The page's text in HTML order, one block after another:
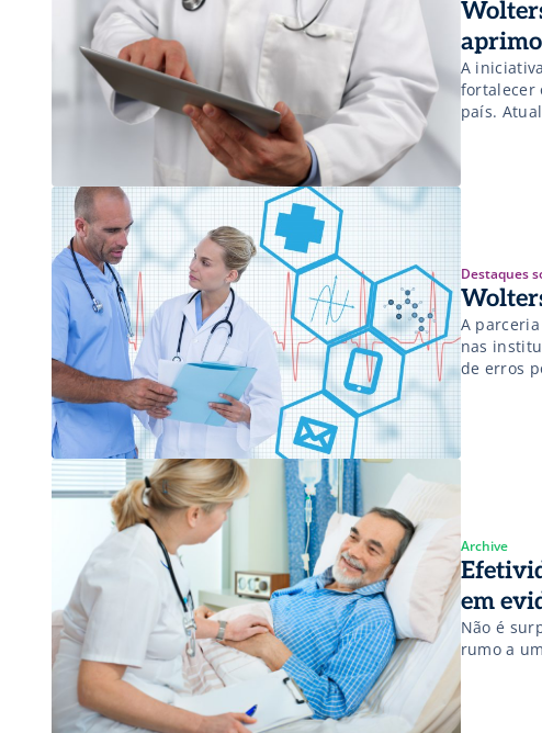
A
fortalecer
país.
Destaques
A
nas
de erros
Archive
em
Não é
rumo a